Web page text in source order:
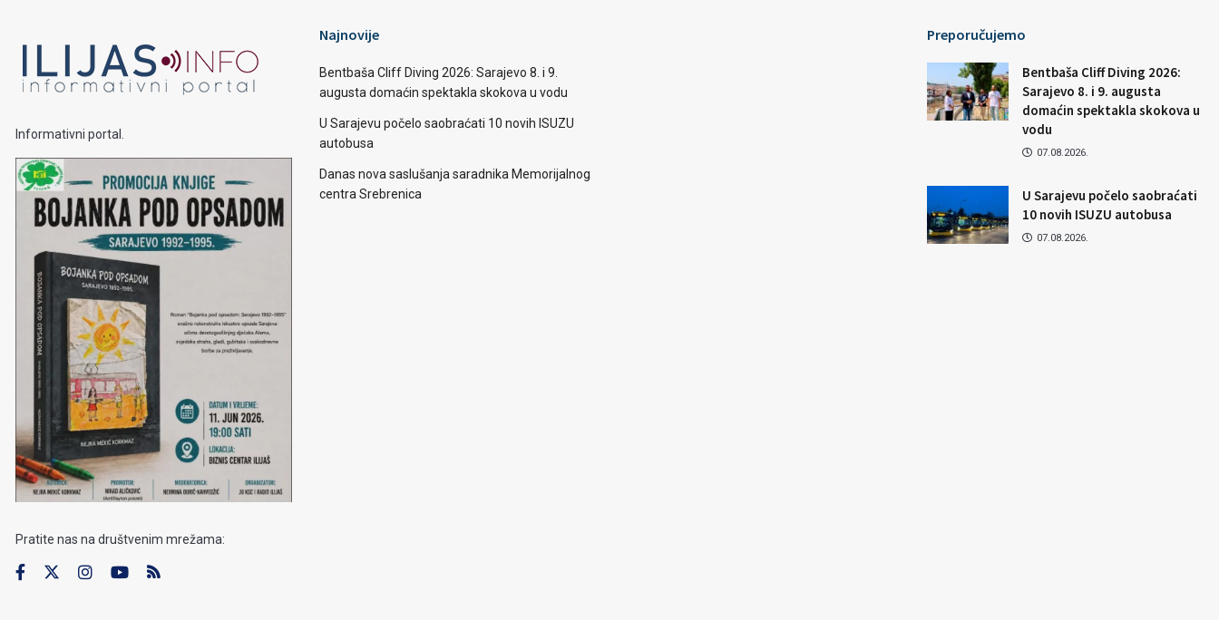
Informativni portal.
Pratite nas na društvenim mrežama:
Najnovije
Bentbaša Cliff Diving 2026: Sarajevo 8. i 9.
augusta domaćin spektakla skokova u vodu
U Sarajevu počelo saobraćati 10 novih ISUZU
autobusa
Danas nova saslušanja saradnika Memorijalnog
centra Srebrenica
Preporučujemo
Bentbaša Cliff Diving 2026:
Sarajevo 8. i 9. augusta
domaćin spektakla skokova u
vodu
07.08.2026.
U Sarajevu počelo saobraćati
10 novih ISUZU autobusa
07.08.2026.